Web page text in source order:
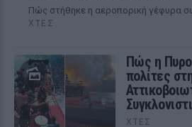
Πώς στήθηκε η αεροπορική γέφυρα
ΧΤΕΣ
Πώς η
πολίτες
ΧΤΕΣ